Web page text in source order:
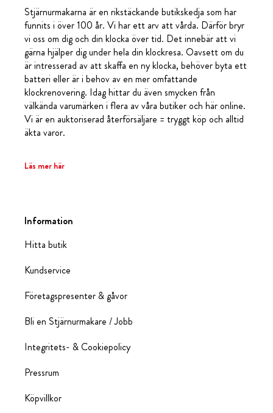
Stjärnurmakarna är en rikstäckande butikskedja som har
funnits i över 100 år. Vi har ett arv att vårda. Därför bryr
vi oss om dig och din klocka över tid. Det innebär att vi
gärna hjälper dig under hela din klockresa. Oavsett om du
är intresserad av att skaffa en ny klocka, behöver byta ett
batteri eller är i behov av en mer omfattande
klockrenovering. Idag hittar du även smycken från
välkända varumärken i flera av våra butiker och här online.
Vi är en auktoriserad återförsäljare = tryggt köp och alltid
äkta varor.
Läs mer här
Information
Hitta butik
Kundservice
Företagspresenter & gåvor
Bli en Stjärnurmakare / Jobb
Integritets- & Cookiepolicy
Pressrum
Köpvillkor